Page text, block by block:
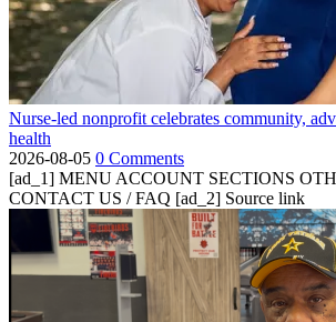
Nurse-led nonprofit celebrates community,
health
2026-08-05 0 Comments
[ad_1] MENU ACCOUNT SECTIONS
CONTACT US / FAQ [ad_2] Source link